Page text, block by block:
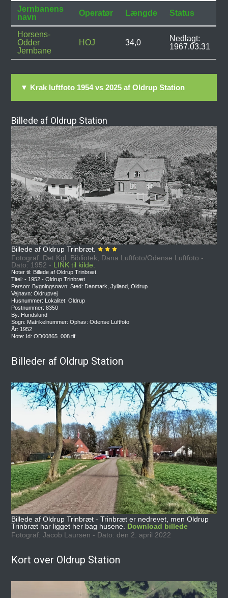
Jernbanens
navn
Operatør Længde Status
Horsens-
Odder
Jernbane
HOJ 34,0
Nedlagt:
1967.03.31
▼ Krak luftfoto 1954 vs 2025 af Oldrup Station
Billede af Oldrup Station
Billede af Oldrup Trinbræt.
Fotograf: Det Kgl. Bibliotek, Dana Luftfoto/Odense Luftfoto -
Dato: 1952 - LINK til kilde.
Noter til: Billede af Oldrup Trinbræt.
Titel: - 1952 - Oldrup Trinbræt
Person: Bygningsnavn: Sted: Danmark, Jylland, Oldrup
Vejnavn: Oldrupvej
Husnummer: Lokalitet: Oldrup
Postnummer: 8350
By: Hundslund
Sogn: Matrikelnummer: Ophav: Odense Luftfoto
År: 1952
Note: Id: OD00865_008.tif
Billeder af Oldrup Station
Billede af Oldrup Trinbræt - Trinbræt er nedrevet, men Oldrup
Trinbræt har ligget her bag husene. Download billede
Fotograf: Jacob Laursen - Dato: den 2. april 2022
Kort over Oldrup Station